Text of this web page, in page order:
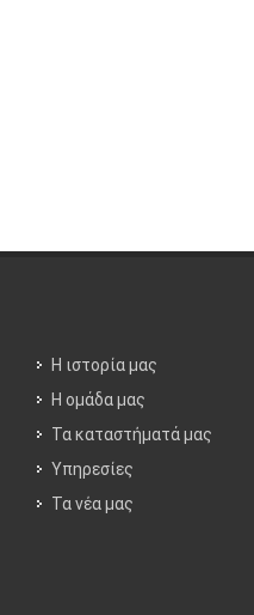
Η ιστορία μας
Η ομάδα μας
Τα καταστήματά μας
Υπηρεσίες
Τα νέα μας